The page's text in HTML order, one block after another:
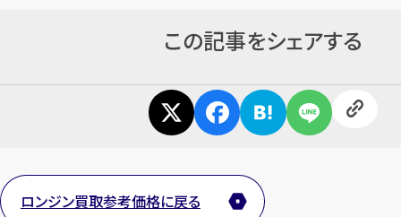
この記事をシェアする
ロンジン買取参考価格に戻る